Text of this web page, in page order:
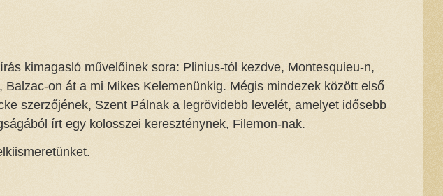
kimagasló művelőinek sora: Plinius-tól kezdve, Montesquieu-n,
Balzac-on át a mi Mikes Kelemenünkig. Mégis mindezek között első
szerzőjének, Szent Pálnak a legrövidebb levelét, amelyet idősebb
írt egy kolosszei kereszténynek, Filemon-nak.